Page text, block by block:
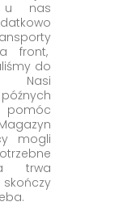
u nas
front,
do
Nasi
mogli
trwa